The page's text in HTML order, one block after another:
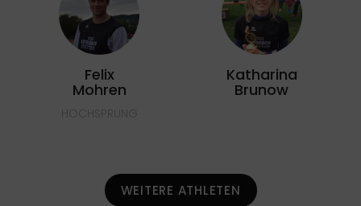
Felix
Mohren
Katharina
Brunow
WEITERE ATHLETEN